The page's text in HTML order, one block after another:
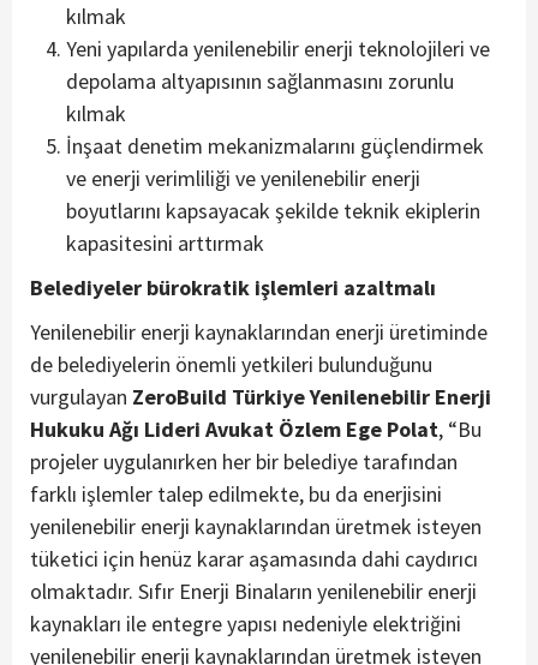
kılmak
Yeni yapılarda yenilenebilir enerji teknolojileri ve
depolama altyapısının sağlanmasını zorunlu
kılmak
İnşaat denetim mekanizmalarını güçlendirmek
ve enerji verimliliği ve yenilenebilir enerji
boyutlarını kapsayacak şekilde teknik ekiplerin
kapasitesini arttırmak
Belediyeler bürokratik işlemleri azaltmalı
Yenilenebilir enerji kaynaklarından enerji üretiminde
de belediyelerin önemli yetkileri bulunduğunu
vurgulayan ZeroBuild Türkiye Yenilenebilir Enerji
Hukuku Ağı Lideri Avukat Özlem Ege Polat, “Bu
projeler uygulanırken her bir belediye tarafından
farklı işlemler talep edilmekte, bu da enerjisini
yenilenebilir enerji kaynaklarından üretmek isteyen
tüketici için henüz karar aşamasında dahi caydırıcı
olmaktadır. Sıfır Enerji Binaların yenilenebilir enerji
kaynakları ile entegre yapısı nedeniyle elektriğini
yenilenebilir enerji kaynaklarından üretmek isteyen